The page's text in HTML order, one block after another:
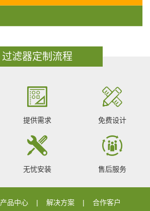
过滤器定制流程
提供需求 免费设计
无忧安装 售后服务
产品中心 解决方案
合作客户